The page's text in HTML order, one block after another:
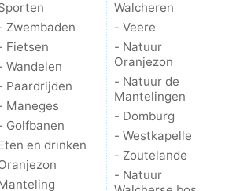
Zwembaden
Fietsen
Wandelen
Paardrijden
Maneges
Golfbanen
en drinken
Walcheren
- Veere
- Natuur
Oranjezon
- Natuur de
Mantelingen
- Domburg
- Westkapelle
- Zoutelande
- Natuur